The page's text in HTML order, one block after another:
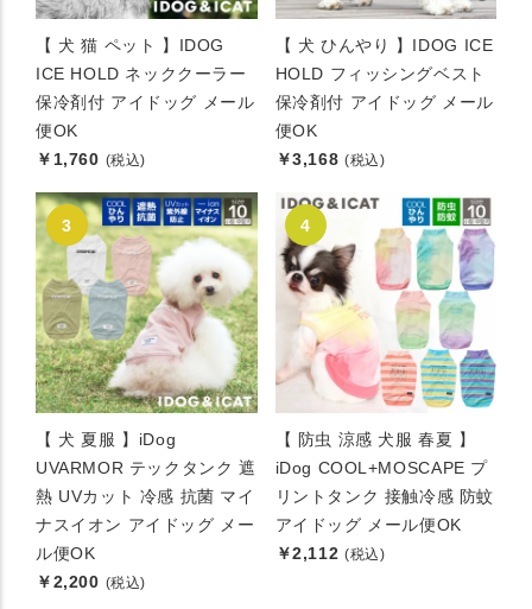
【 犬 猫 ペット 】IDOG
ICE HOLD ネッククーラー
保冷剤付 アイドッグ メール
便OK
￥1,760 (税込)
【 犬 ひんやり 】IDOG ICE
HOLD フィッシングベスト
保冷剤付 アイドッグ メール
便OK
￥3,168 (税込)
【 犬 夏服 】iDog
UVARMOR テックタンク 遮
熱 UVカット 冷感 抗菌 マイ
ナスイオン アイドッグ メー
ル便OK
￥2,200 (税込)
【 防虫 涼感 犬服 春夏 】
iDog COOL+MOSCAPE プ
リントタンク 接触冷感 防蚊
アイドッグ メール便OK
￥2,112 (税込)